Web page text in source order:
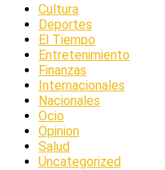
Cultura
Deportes
El Tiempo
Entretenimiento
Finanzas
Internacionales
Nacionales
Ocio
Opinion
Salud
Uncategorized